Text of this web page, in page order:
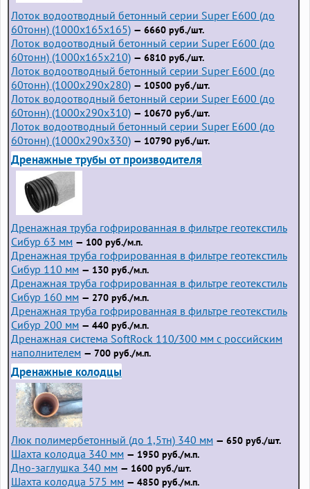
Лоток водоотводный бетонный серии Super Е600 (до
60тонн) (1000x165x165) — 6660 руб./шт.
Лоток водоотводный бетонный серии Super Е600 (до
60тонн) (1000x165x210) — 6810 руб./шт.
Лоток водоотводный бетонный серии Super Е600 (до
60тонн) (1000x290x280) — 10500 руб./шт.
Лоток водоотводный бетонный серии Super Е600 (до
60тонн) (1000x290x310) — 10670 руб./шт.
Лоток водоотводный бетонный серии Super Е600 (до
60тонн) (1000x290x330) — 10790 руб./шт.
Дренажные трубы от производителя
Дренажная труба гофрированная в фильтре геотекстиль
Сибур 63 мм — 100 руб./м.п.
Дренажная труба гофрированная в фильтре геотекстиль
Сибур 110 мм — 130 руб./м.п.
Дренажная труба гофрированная в фильтре геотекстиль
Сибур 160 мм — 270 руб./м.п.
Дренажная труба гофрированная в фильтре геотекстиль
Сибур 200 мм — 440 руб./м.п.
Дренажная система SoftRock 110/300 мм с российским
наполнителем — 700 руб./м.п.
Дренажные колодцы
Люк полимербетонный (до 1,5тн) 340 мм — 650 руб./шт.
Шахта колодца 340 мм — 1950 руб./м.п.
Дно-заглушка 340 мм — 1600 руб./шт.
Шахта колодца 575 мм — 4850 руб./м.п.